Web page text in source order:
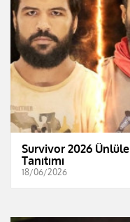
Survivor 2026
Tanıtımı
18/06/2026